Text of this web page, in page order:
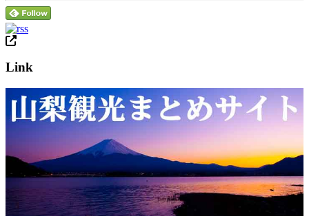
Link